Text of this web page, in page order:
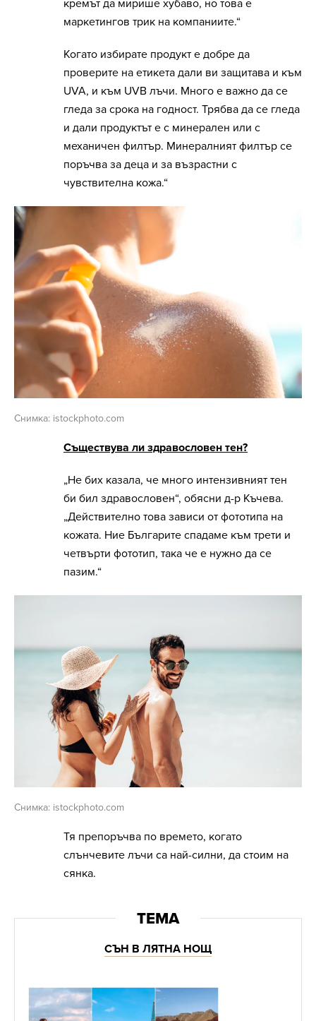
кремът да мирише хубаво, но това е
маркетингов трик на компаниите.“
Когато избирате продукт е добре да
проверите на етикета дали ви защитава и към
UVA, и към UVB лъчи. Много е важно да се
гледа за срока на годност. Трябва да се гледа
и дали продуктът е с минерален или с
механичен филтър. Минералният филтър се
поръчва за деца и за възрастни с
чувствителна кожа.“
Снимка: istockphoto.com
Съществува ли здравословен тен?
„Не бих казала, че много интензивният тен
би бил здравословен“, обясни д-р Къчева.
„Действително това зависи от фототипа на
кожата. Ние Българите спадаме към трети и
четвърти фототип, така че е нужно да се
пазим.“
Снимка: istockphoto.com
Тя препоръчва по времето, когато
слънчевите лъчи са най-силни, да стоим на
сянка.
СЪН В ЛЯТНА НОЩ